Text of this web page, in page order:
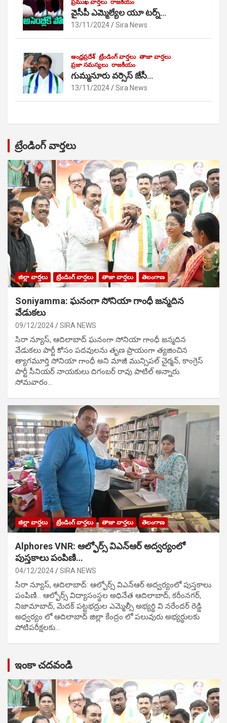
ప్రముఖ వార్తలు రాజకీయం
వైసీపీ ఎమ్మెల్యేల యూ టర్న్…
13/11/2024 Sira News
ఆంధ్రప్రదేశ్ ట్రేండింగ్ వార్తలు తాజా వార్తలు
ప్రజా సమస్యలు రాజకీయం
గుమ్మనూరు వర్సెస్ జేసీ…
13/11/2024 Sira News
ట్రేండింగ్ వార్తలు
జిల్లా వార్తలు ట్రేండింగ్ వార్తలు తాజా వార్తలు తెలంగాణ
Soniyamma: ఘ‌నంగా సోనియా గాంధీ జ‌న్మ‌దిన
వేడుక‌లు
09/12/2024 SIRA NEWS
సిరా న్యూస్, ఆదిలాబాద్ ఘ‌నంగా సోనియా గాంధీ జ‌న్మ‌దిన
వేడుక‌లు పార్టీ కోసం ప‌ద‌వుల‌ను తృణ ప్రాయంగా త్య‌జించిన
త్యాగమూర్తి సోనియా గాంధీ అని మాజీ మున్సిప‌ల్ చైర్మ‌న్, కాంగ్రెస్
పార్టీ సీనియ‌ర్ నాయ‌కులు దిగంబ‌ర్ రావు పాటిల్ అన్నారు.
సోమవారం…
జిల్లా వార్తలు ట్రేండింగ్ వార్తలు తాజా వార్తలు తెలంగాణ
Alphores VNR: ఆల్ఫోర్స్ విఎన్ఆర్ అద్వర్యంలో
పుస్తకాలు పంపిణి…
04/12/2024 SIRA NEWS
సిరా న్యూస్, ఆదిలాబాద్: ఆల్ఫోర్స్ విఎన్ఆర్ అద్వర్యంలో పుస్తకాలు
పంపిణి… ఆల్ఫోర్స్ విద్యాసంస్థల అధినేత ఆదిలాబాద్, కరీంనగర్,
నిజామాబాద్, మెదక్ పట్టభద్రుల ఎమ్మెల్సీ అభ్యర్థి వి నరేందర్ రెడ్డి
అధ్వర్యం లో ఆదిలాబాద్ జిల్లా కేంద్రం లో పలువురు అభ్యర్థులకు
పోటిప‌రీక్ష‌ల‌కు…
ఇంకా చదవండి